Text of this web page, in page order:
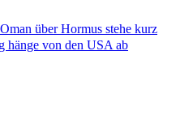
über Hormus stehe kurz
hänge von den USA ab